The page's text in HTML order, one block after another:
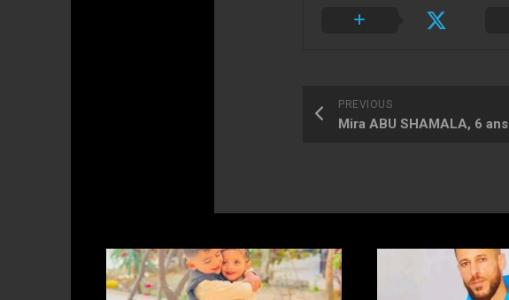
PREVIOUS
Mira ABU SHAMALA, 6 ans